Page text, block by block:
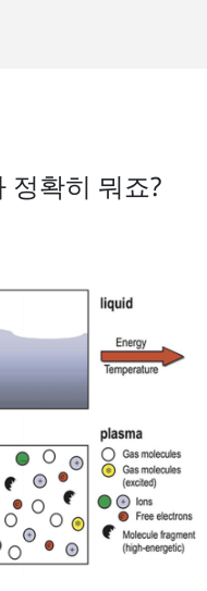
정확히 뭐죠?